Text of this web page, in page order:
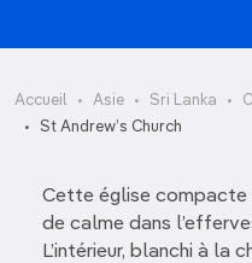
Accueil Asie Sri Lanka
St Andrew’s Church
Cette église compacte
de calme dans
L’intérieur, blanchi à la